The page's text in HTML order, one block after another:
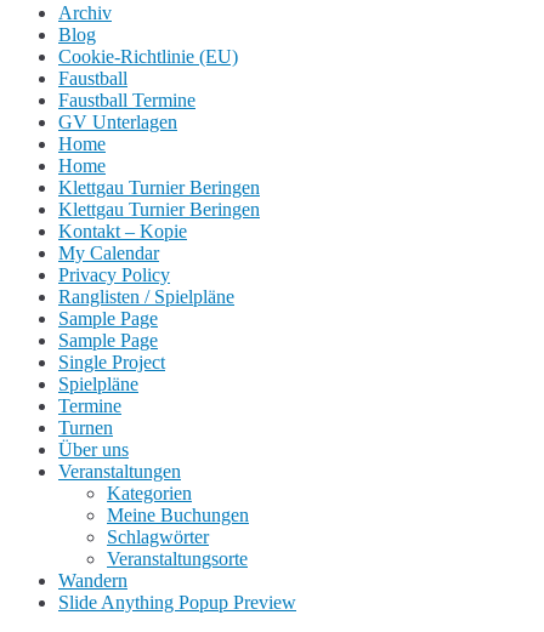
Archiv
Blog
Cookie-Richtlinie (EU)
Faustball
Faustball Termine
GV Unterlagen
Home
Home
Klettgau Turnier Beringen
Klettgau Turnier Beringen
Kontakt – Kopie
My Calendar
Privacy Policy
Ranglisten / Spielpläne
Sample Page
Sample Page
Single Project
Spielpläne
Termine
Turnen
Über uns
Veranstaltungen
Kategorien
Meine Buchungen
Schlagwörter
Veranstaltungsorte
Wandern
Slide Anything Popup Preview